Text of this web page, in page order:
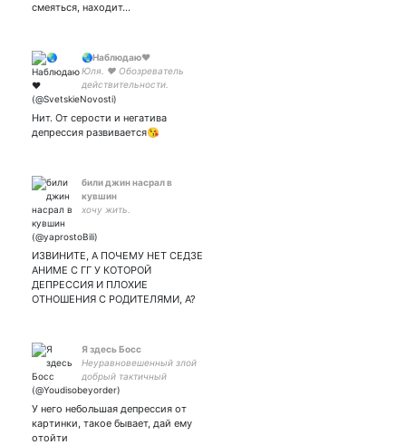
смеяться, находит…
🌏Наблюдаю❤️
Юля. ❤️ Обозреватель
действительности.
➡️Читаю только взаимно.
Нит. От серости и негатива
депрессия развивается😘
били джин насрал в
кувшин
хочу жить.
ИЗВИНИТЕ, А ПОЧЕМУ НЕТ СЕДЗЕ
АНИМЕ С ГГ У КОТОРОЙ
ДЕПРЕССИЯ И ПЛОХИЕ
ОТНОШЕНИЯ С РОДИТЕЛЯМИ, А?
Я здесь Босс
Неуравновешенный злой
добрый тактичный
агрессивный человек с
У него небольшая депрессия от
картинки, такое бывает, дай ему
отойти